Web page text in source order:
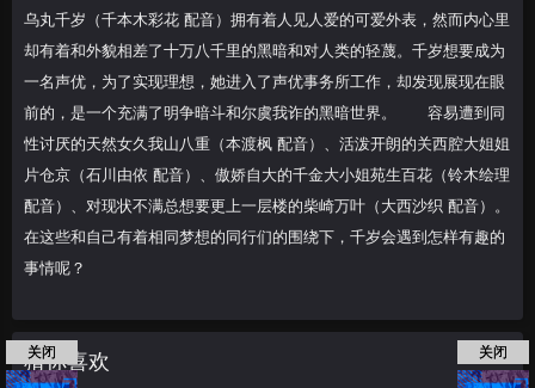
乌丸千岁（千本木彩花 配音）拥有着人见人爱的可爱外表，然而内心里
却有着和外貌相差了十万八千里的黑暗和对人类的轻蔑。千岁想要成为
一名声优，为了实现理想，她进入了声优事务所工作，却发现展现在眼
前的，是一个充满了明争暗斗和尔虞我诈的黑暗世界。 容易遭到同
性讨厌的天然女久我山八重（本渡枫 配音）、活泼开朗的关西腔大姐姐
片仓京（石川由依 配音）、傲娇自大的千金大小姐苑生百花（铃木绘理
配音）、对现状不满总想要更上一层楼的柴崎万叶（大西沙织 配音）。
在这些和自己有着相同梦想的同行们的围绕下，千岁会遇到怎样有趣的
事情呢？
猜你喜欢
关闭 关闭